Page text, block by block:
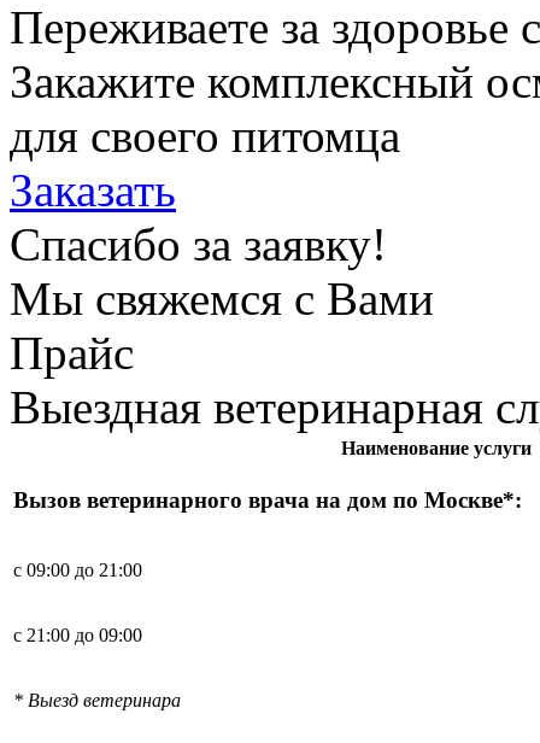
Переживаете за здоровье
Закажите комплексный
для своего питомца
Заказать
Спасибо за заявку!
Мы свяжемся с Вами
Прайс
Выездная ветеринарная
Наименование услуги
Вызов ветеринарного врача на дом по Москве*:
с 09:00 до 21:00
с 21:00 до 09:00
* Выезд ветеринара